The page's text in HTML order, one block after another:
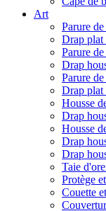
Art
Parure
Drap plat
Parure
Drap
Parure
Drap plat
Housse
Drap
Housse
Drap
Drap
Taie
Protège
Couette